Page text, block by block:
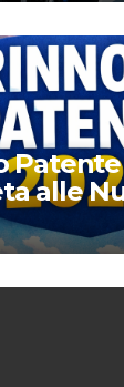
Patente
alle